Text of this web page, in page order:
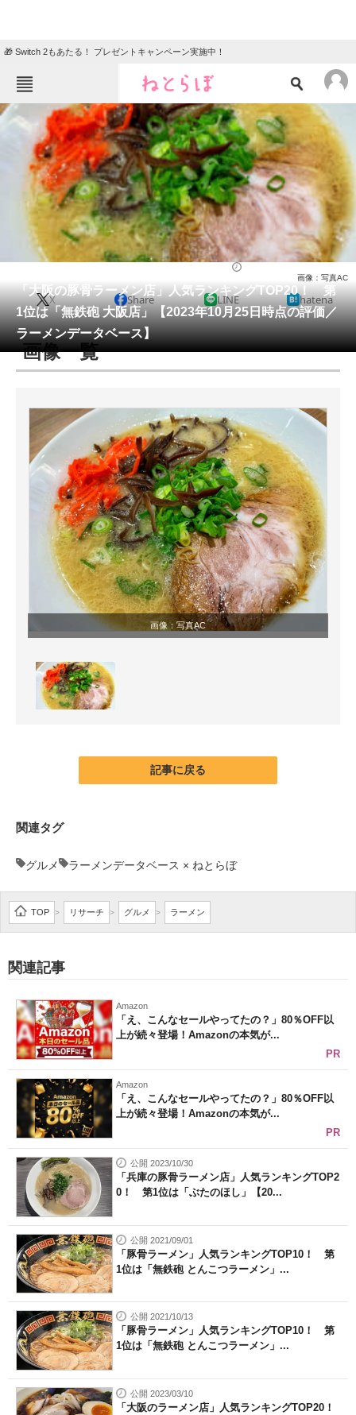
🎁 Switch 2もあたる！ プレゼントキャンペーン実施中！
ねとらぼメニュー
ニュース
エンタメ クイズ
グルメ 地域
住まい 教育・育児
リサーチ
会員記事
メディア
注目記事を集めた総合ページ
スマホと通信の最新トレンド
進化するPCとデバイスの未来
好きが集まる 比べて選べる
ビジネスと働き方のヒント
AI活用のいまが分かる
企業ITのトレンドを詳説
経営リーダーのコミュニティ
マーケ×ITの今がよく分かる
ITエンジニア向け専門サイト
IT製品の技術・比較・事例
モノづくり技術者専門サイト
エレクトロニクス専門サイト
電子設計の基本と応用
エネルギーの専門メディア
建設×テクノロジーの最前線
ちょっと気になるネットの話題
「大阪の豚骨ラーメン店」人気ランキングTOP20！ 第
1位は「無鉄砲 大阪店」【2023年10月25日時点の評価／
ラーメンデータベース】
画像：写真AC
X Share LINE hatena
画像一覧
画像：写真AC
記事に戻る
関連タグ
グルメ ラーメンデータベース × ねとらぼ
TOP > リサーチ > グルメ > ラーメン
関連記事
Amazon
「え、こんなセールやってたの？」80％OFF以
上が続々登場！Amazonの本気が...
PR
Amazon
「え、こんなセールやってたの？」80％OFF以
上が続々登場！Amazonの本気が...
PR
公開 2023/10/30
「兵庫の豚骨ラーメン店」人気ランキングTOP2
0！ 第1位は「ぶたのほし」【20...
公開 2021/09/01
「豚骨ラーメン」人気ランキングTOP10！ 第
1位は「無鉄砲 とんこつラーメン」...
公開 2021/10/13
「豚骨ラーメン」人気ランキングTOP10！ 第
1位は「無鉄砲 とんこつラーメン」...
公開 2023/03/10
「大阪のラーメン店」人気ランキングTOP20！